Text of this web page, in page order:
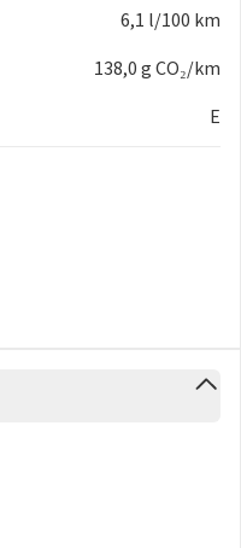
6,1 l/100 km
138,0 g CO₂/km
E